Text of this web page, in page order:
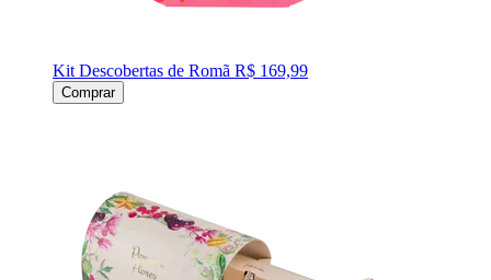
Kit Descobertas de Romã R$ 169,99
Comprar